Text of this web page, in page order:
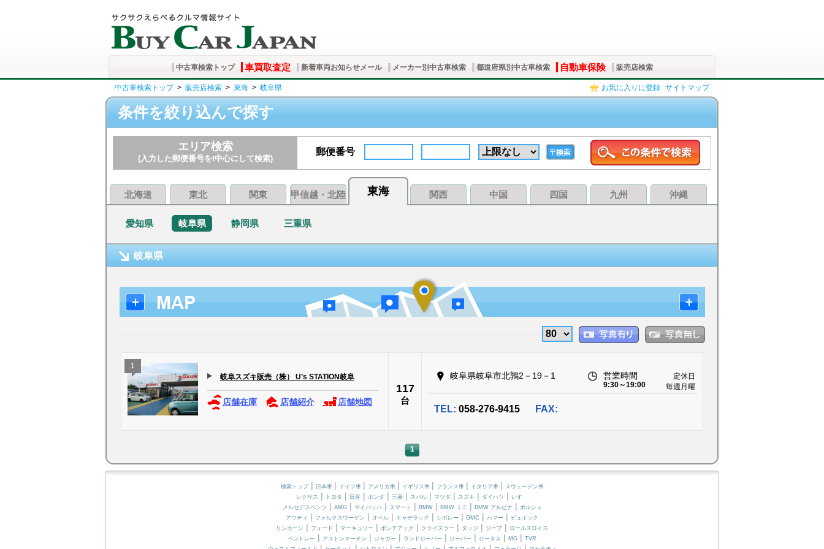
中古車検索トップ 車買取査定 新着車両お知らせメール メーカー別中古車検索 都道府県別中古車検索 自動車保険 販売店検索
お気に入りに登録 サイトマップ
中古車検索トップ> 販売店検索 > 東海 > 岐阜県
条件を絞り込んで探す
エリア検索
(入力した郵便番号をt中心にして検索)
郵便番号
北海道 東北 関東 甲信越・北陸 東海 関西 中国 四国 九州 沖縄
愛知県 岐阜県 静岡県 三重県
岐阜県
1
岐阜スズキ販売（株） U’s STATION岐阜
店舗在庫 店舗紹介 店舗地図
117
台
岐阜県岐阜市北鶉2－19－1 営業時間
9:30～19:00
定休日
毎週月曜
TEL: 058-276-9415 FAX:
1
検索トップ| 日本車 | ドイツ車 | アメリカ車 | イギリス車 | フランス車 | イタリア車 | スウェーデン車
レクサス | トヨタ | 日産 | ホンダ | 三菱 | スバル | マツダ | スズキ | ダイハツ | いすゞ
メルセデスベンツ | AMG| マイバッハ| スマート | BMW| BMW ミニ | BMW アルピナ | ポルシェ
アウディ
| フォルクスワーゲン | オペル | キャデラック | シボレー | GMC | ハマー | ビュイック
リンカーン | フォード | マーキュリー | ポンテアック | クライスラー | ダッジ | ジープ| ロールスロイス
ベントレー | アストンマーチン | ジャガー | ランドローバー | ローバー | ロータス | MG | TVR